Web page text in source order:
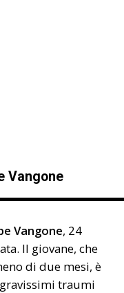
Vangone
Vangone, 24
Il giovane, che
di due mesi, è
traumi